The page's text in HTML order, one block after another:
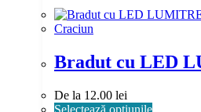
variații.
Opțiunile
alese
produsului.
Craciun
Bradut cu LED
De la 12.00 lei
Selectează opțiunileAcest